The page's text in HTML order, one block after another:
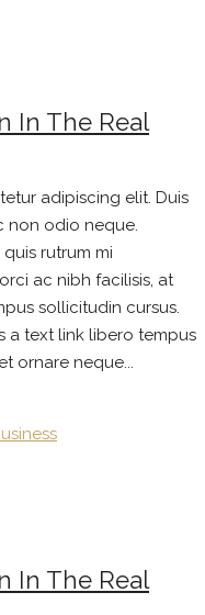
In The Real
adipiscing elit. Duis
non odio neque.
rutrum mi
ac nibh facilisis, at
sollicitudin cursus.
a text link libero tempus
ornare neque...
In The Real